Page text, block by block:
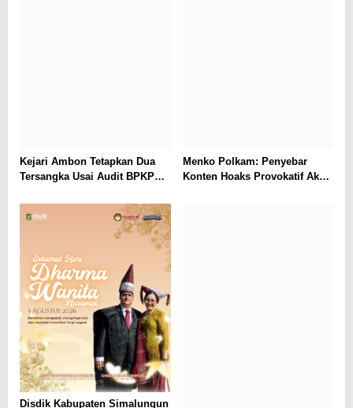
Kejari Ambon Tetapkan Dua
Tersangka Usai Audit BPKP
Rp18,97 Miliar di PT Dok
Waiame
Menko Polkam: Penyebar
Konten Hoaks Provokatif Akan
Disdik Kabupaten Simalungun